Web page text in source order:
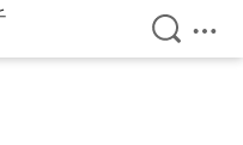
検索を
メ